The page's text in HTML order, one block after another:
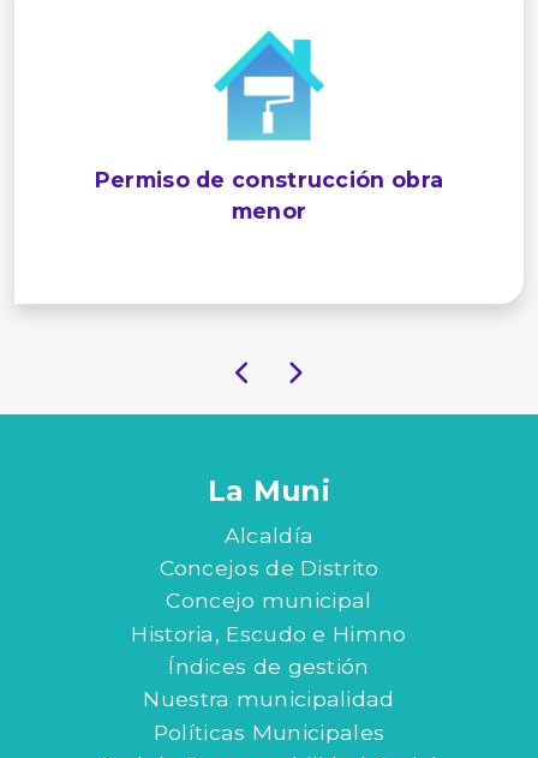
Permiso de construcción obra
menor
La Muni
Alcaldía
Concejos de Distrito
Concejo municipal
Historia, Escudo e Himno
Índices de gestión
Nuestra municipalidad
Políticas Municipales